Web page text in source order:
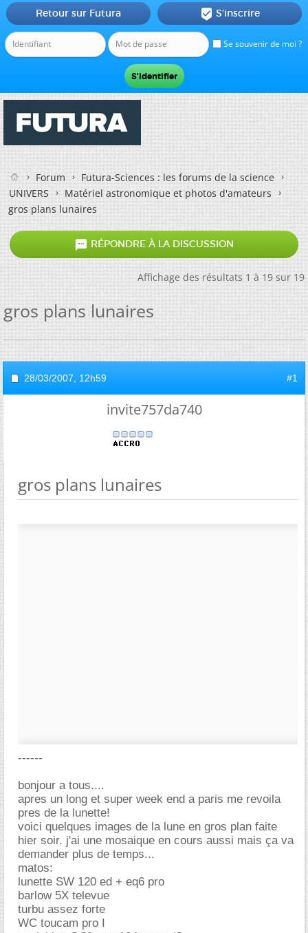
Se souvenir de moi ?
Retour sur Futura  S'inscrire
Forum
Futura-Sciences : les forums de la science
UNIVERS
Matériel astronomique et photos d'amateurs
gros plans lunaires
 RÉPONDRE À LA DISCUSSION
Affichage des résultats 1 à 19 sur 19
gros plans lunaires
28/03/2007, 12h59 #1
invite757da740
gros plans lunaires
------
bonjour a tous....
apres un long et super week end a paris me revoila
pres de la lunette!
voici quelques images de la lune en gros plan faite
hier soir. j'ai une mosaique en cours aussi mais ça va
demander plus de temps...
matos:
lunette SW 120 ed + eq6 pro
barlow 5X televue
turbu assez forte
WC toucam pro I